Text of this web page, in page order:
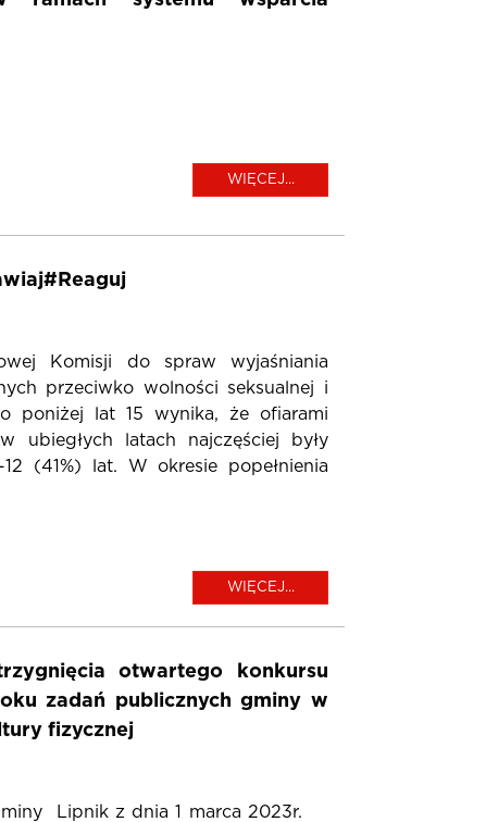
WIĘCEJ...
Komisji do spraw wyjaśniania
przeciwko wolności seksualnej i
poniżej lat 15 wynika, że ofiarami
ubiegłych latach najczęściej były
(41%) lat. W okresie popełnienia
WIĘCEJ...
otwartego konkursu
zadań publicznych gminy w
fizycznej
Lipnik z dnia 1 marca 2023r.